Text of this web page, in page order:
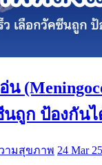
นถูก ป้องกันไ
ามสุขภาพ 24 Mar